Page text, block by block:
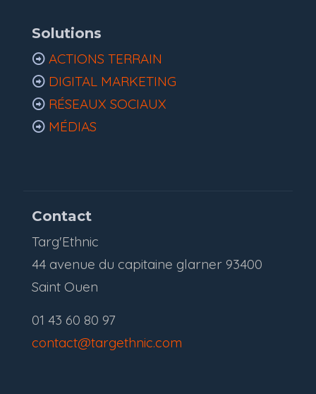
Solutions
ACTIONS TERRAIN
DIGITAL MARKETING
RÉSEAUX SOCIAUX
MÉDIAS
Contact
Targ'Ethnic
44 avenue du capitaine glarner 93400
Saint Ouen
01 43 60 80 97
contact@targethnic.com